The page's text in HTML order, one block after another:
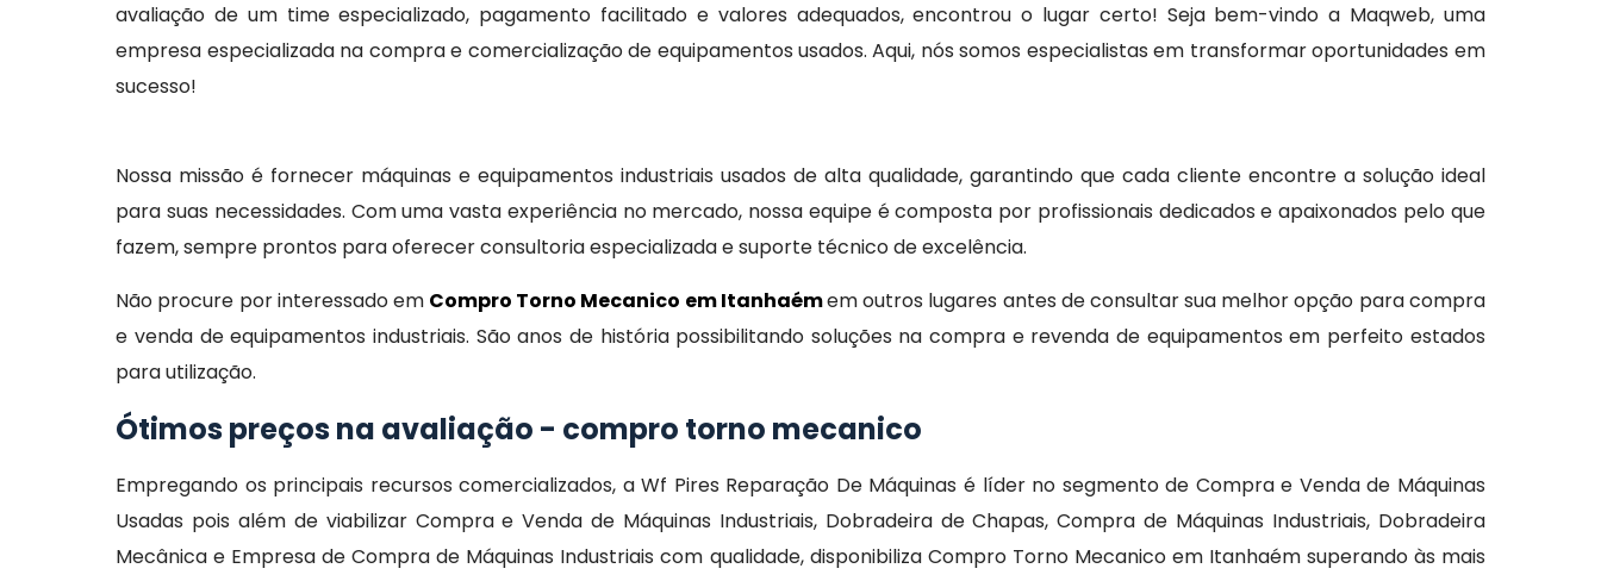
avaliação de um time especializado, pagamento facilitado e valores adequados, encontrou o lugar certo! Seja bem-vindo a Maqweb, uma
empresa especializada na compra e comercialização de equipamentos usados. Aqui, nós somos especialistas em transformar oportunidades em
sucesso!
Nossa missão é fornecer máquinas e equipamentos industriais usados de alta qualidade, garantindo que cada cliente encontre a solução ideal
para suas necessidades. Com uma vasta experiência no mercado, nossa equipe é composta por profissionais dedicados e apaixonados pelo que
fazem, sempre prontos para oferecer consultoria especializada e suporte técnico de excelência.
Não procure por interessado em Compro Torno Mecanico em Itanhaémem outros lugares antes de consultar sua melhor opção para compra
e venda de equipamentos industriais. São anos de história possibilitando soluções na compra e revenda de equipamentos em perfeito estados
para utilização.
Ótimos preços na avaliação - compro torno mecanico
Empregando os principais recursos comercializados, a Wf Pires Reparação De Máquinas é líder no segmento de Compra e Venda de Máquinas
Usadas pois além de viabilizar Compra e Venda de Máquinas Industriais, Dobradeira de Chapas, Compra de Máquinas Industriais, Dobradeira
Mecânica e Empresa de Compra de Máquinas Industriais com qualidade, disponibiliza Compro Torno Mecanico em Itanhaém superando às mais